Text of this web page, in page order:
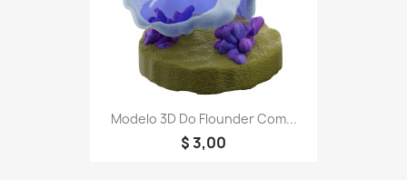
Modelo 3D Do Flounder Com...
$ 3,00